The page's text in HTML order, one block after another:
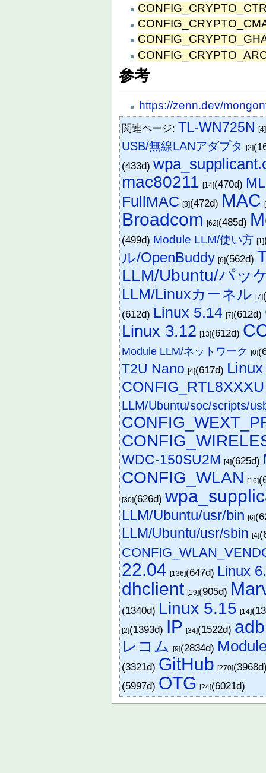
参考
https://zenn.dev/
関連ページ: TL-WN725N [4]
USB/無線LANアダプタ [2]
(433d)
mac80211 [14](470d)
FullMAC [8](472d) MAC
Broadcom [62](485d)
(499d) Module LLM/使い方 [1]
ル/OpenBuddy [6](562d)
LLM/Ubuntu/パッ
LLM/Linuxカーネル [7]
(612d) Linux 5.14 [7](612d)
Linux 3.12 [13](612d)
Module LLM/ネットワーク [0]
T2U Nano [4](617d)
CONFIG_RTL8XXXU
LLM/Ubuntu/soc/scripts/
WDC-150SU2M [4](625d)
CONFIG_WLAN [16]
[30](626d)
LLM/Ubuntu/usr/bin [6]
LLM/Ubuntu/usr/sbin [4]
22.04 [136](647d) Linux
dhclient [19](905d)
(1340d) Linux 5.15 [14]
[2](1393d) IP [34](1522d) adb
レコム [9](2834d)
(3321d) GitHub [270]
(5997d) OTG [24](6021d)